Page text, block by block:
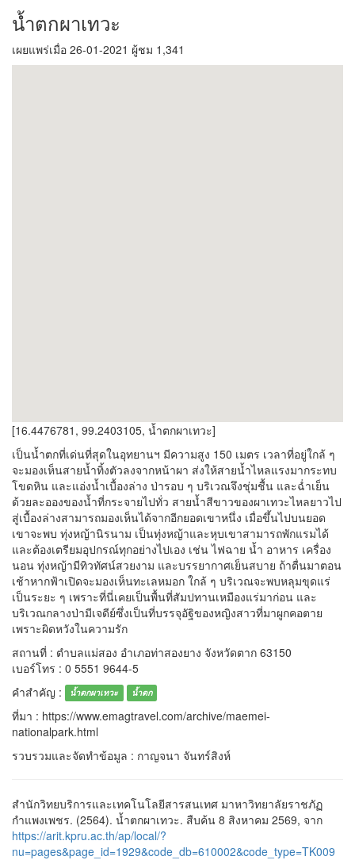
น้ำตกผาเทวะ
เผยแพร่เมื่อ 26-01-2021 ผู้ชม 1,341
[16.4476781, 99.2403105, น้ำตกผาเทวะ]
เป็นน้ำตกที่เด่นที่สุดในอุทยานฯ มีความสูง 150 เมตร เวลาที่อยู่ใกล้ ๆ
จะมองเห็นสายน้ำทิ้งตัวลงจากหน้าผา ส่งให้สายน้ำไหลแรงมากระทบ
โขดหิน และแอ่งน้ำเบื้องล่าง ป่ารอบ ๆ บริเวณจึงชุ่มชื้น และฉ่ำเย็น
ด้วยละอองของน้ำที่กระจายไปทั่ว สายน้ำสีขาวของผาเทวะไหลยาวไป
สู่เบื้องล่างสามารถมองเห็นได้จากอีกยอดเขาหนึ่ง เมื่อขึ้นไปบนยอด
เขาจะพบ ทุ่งหญ้านิรนาม เป็นทุ่งหญ้าและหุบเขาสามารถพักแรมได้
และต้องเตรียมอุปกรณ์ทุกอย่างไปเอง เช่น ไฟฉาย น้ำ อาหาร เครื่อง
นอน ทุ่งหญ้ามีทิวทัศน์สวยงาม และบรรยากาศเย็นสบาย ถ้าตื่นมาตอน
เช้าหากฟ้าเปิดจะมองเห็นทะเลหมอก ใกล้ ๆ บริเวณจะพบหลุมขุดแร่
เป็นระยะ ๆ เพราะที่นี่เคยเป็นพื้นที่สัมปทานเหมืองแร่มาก่อน และ
บริเวณกลางป่ามีเจดีย์ซึ่งเป็นที่บรรจุอัฐิของหญิงสาวที่มาผูกคอตาย
เพราะผิดหวังในความรัก
สถานที่ : ตำบลแม่สอง อำเภอท่าสองยาง จังหวัดตาก 63150
เบอร์โทร : 0 5551 9644-5
คำสำคัญ :
น้ำตกผาเทวะ น้ำตก
ที่มา : https://www.emagtravel.com/archive/maemei-
nationalpark.html
รวบรวมและจัดทำข้อมูล : กาญจนา จันทร์สิงห์
สำนักวิทยบริการและเทคโนโลยีสารสนเทศ มาหาวิทยาลัยราชภัฏ
กำแพงเพชร. (2564). น้ำตกผาเทวะ. สืบค้น 8 สิงหาคม 2569, จาก
https://arit.kpru.ac.th/ap/local/?
nu=pages&page_id=1929&code_db=610002&code_type=TK009